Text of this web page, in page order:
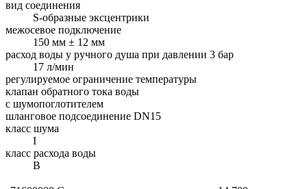
вид соединения
S-образные эксцентрики
межосевое подключение
150 мм ± 12 мм
расход воды у ручного душа при давлении 3 бар
17 л/мин
регулируемое ограничение температуры
клапан обратного тока воды
с шумопоглотителем
шланговое подсоединение DN15
класс шума
I
класс расхода воды
B